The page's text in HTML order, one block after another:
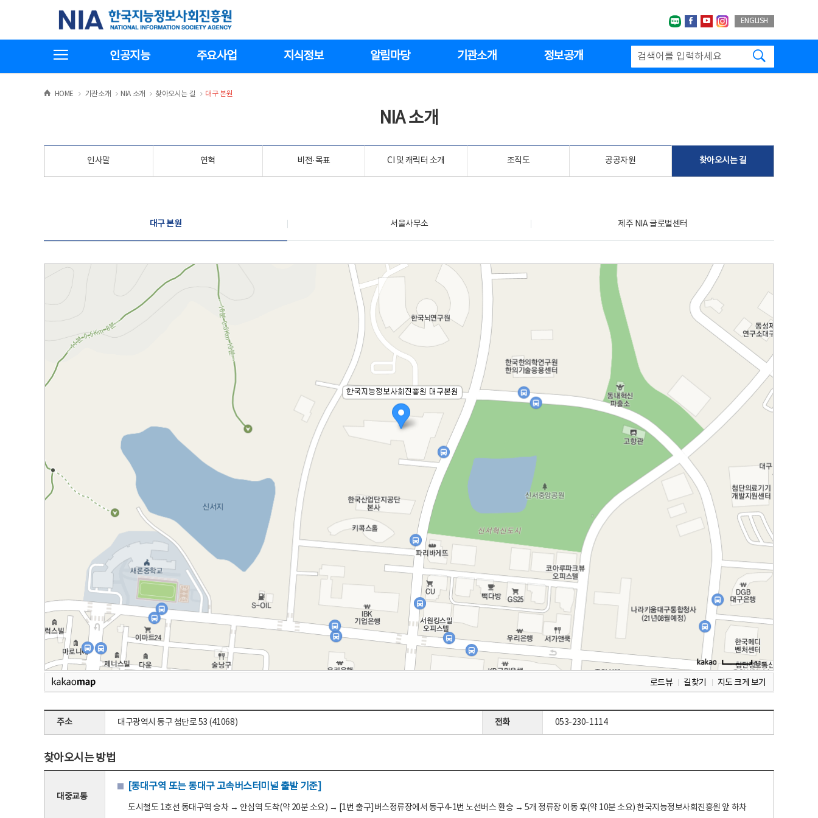
기
한국지능정보사회진흥원
네이버블로그
페이스북
유투브인스타그랩
ENGLISH
인공지능 주요사업 지식정보 알림마당 기관소개 정보공개
HOME >
기관소개 >NIA 소개 >
찾아오시는 길 >
대구 본원
NIA 소개
인사말 연혁 비전·목표 CI 및 캐릭터 소개 조직도 공공자원 찾아오시는 길
대구 본원 서울사무소 제주 NIA 글로벌센터
로드뷰 길찾기 지도 크게 보기
주소 대구광역시 동구 첨단로 53 (41068) 전화 053-230-1114
찾아오시는 방법
대중교통
[동대구역 또는 동대구 고속버스터미널 출발 기준]
도시철도 1호선 동대구역 승차 → 안심역 도착(약 20분 소요) → [1번 출구]버스정류장에서 동구4-1번 노선버스 환승 → 5개 정류장 이동 후(약 10분 소요) 한국지능정보사회진흥원 앞 하차